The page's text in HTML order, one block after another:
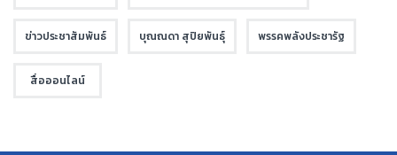
ข่าวประชาสัมพันธ์ บุณณดา สุปิยพันธุ์ พรรคพลังประชารัฐ
สื่อออนไลน์